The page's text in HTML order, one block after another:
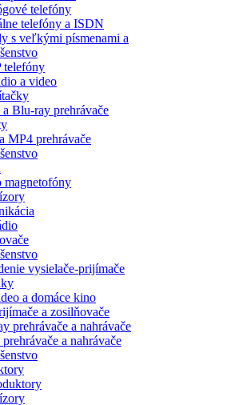
telefóny
telefóny a ISDN
s veľkými písmenami a
telefóny
a video
Blu-ray prehrávače
MP4 prehrávače
magnetofóny
vysielače-prijímače
a domáce kino
a zosilňovače
prehrávače a nahrávače
a nahrávače